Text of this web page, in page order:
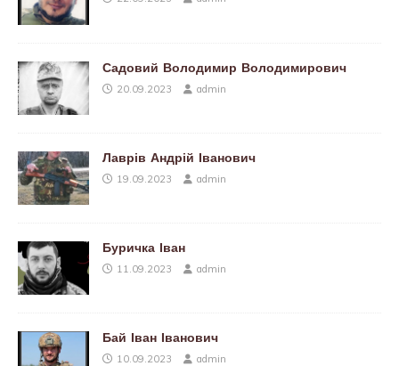
Садовий Володимир Володимирович
20.09.2023 admin
Лаврів Андрій Іванович
19.09.2023 admin
Буричка Іван
11.09.2023 admin
Бай Іван Іванович
10.09.2023 admin